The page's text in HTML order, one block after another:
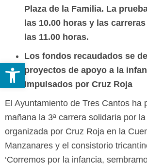
Plaza de la Familia. La
las 10.00 horas y las
las 11.00 horas.
Los fondos recaudados se
proyectos de apoyo a la
impulsados por Cruz Roja
El Ayuntamiento de Tres Cantos ha
mañana la 3ª carrera solidaria por
organizada por Cruz Roja en la
Manzanares y el consistorio
‘Corremos por la infancia,
Abrir barra de